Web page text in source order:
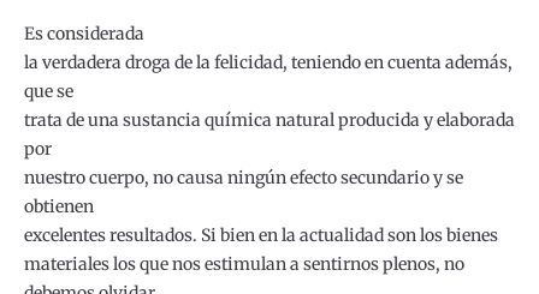
Es considerada
la verdadera droga de la felicidad, teniendo en cuenta además,
que se
trata de una sustancia química natural producida y elaborada
por
nuestro cuerpo, no causa ningún efecto secundario y se
obtienen
excelentes resultados. Si bien en la actualidad son los bienes
materiales los que nos estimulan a sentirnos plenos, no